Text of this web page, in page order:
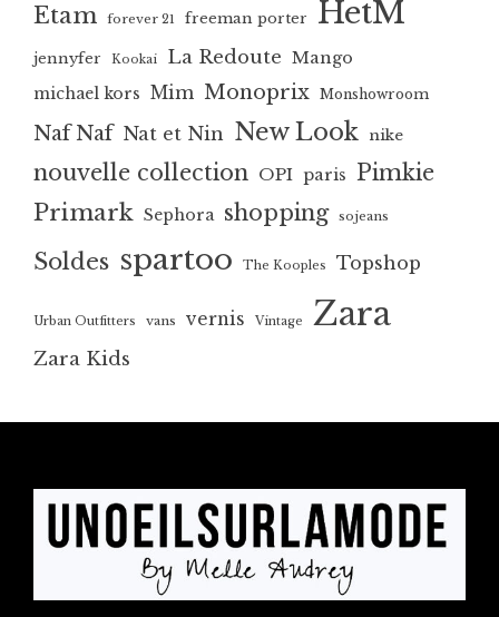
Etam forever 21 freeman porter HetM
jennyfer Kookai La Redoute Mango
michael kors Mim Monoprix Monshowroom
Naf Naf Nat et Nin New Look nike
nouvelle collection OPI paris Pimkie
Primark Sephora shopping sojeans
Soldes spartoo The Kooples Topshop
Urban Outfitters vans vernis Vintage Zara
Zara Kids